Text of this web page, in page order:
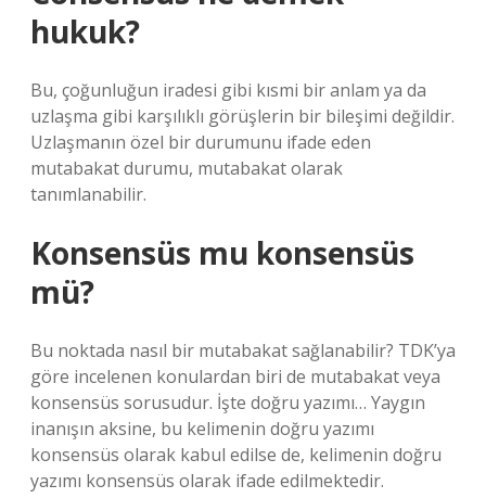
hukuk?
Bu, çoğunluğun iradesi gibi kısmi bir anlam ya da
uzlaşma gibi karşılıklı görüşlerin bir bileşimi değildir.
Uzlaşmanın özel bir durumunu ifade eden
mutabakat durumu, mutabakat olarak
tanımlanabilir.
Konsensüs mu konsensüs
mü?
Bu noktada nasıl bir mutabakat sağlanabilir? TDK’ya
göre incelenen konulardan biri de mutabakat veya
konsensüs sorusudur. İşte doğru yazımı… Yaygın
inanışın aksine, bu kelimenin doğru yazımı
konsensüs olarak kabul edilse de, kelimenin doğru
yazımı konsensüs olarak ifade edilmektedir.